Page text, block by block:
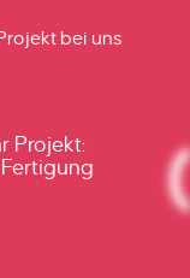
bei uns
Projekt: